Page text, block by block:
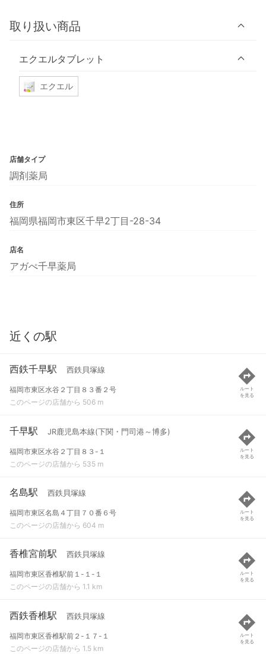
取り扱い商品
エクエルタブレット
エクエル
店舗タイプ
調剤薬局
住所
福岡県福岡市東区千早2丁目-28-34
店名
アガぺ千早薬局
近くの駅
西鉄千早駅 西鉄貝塚線
福岡市東区水谷２丁目８３番２号
このページの店舗から 506 m
ルート
を見る
千早駅 JR鹿児島本線(下関・門司港～博多)
福岡市東区水谷２丁目８３-１
このページの店舗から 535 m
ルート
を見る
名島駅 西鉄貝塚線
福岡市東区名島４丁目７０番６号
このページの店舗から 604 m
ルート
を見る
香椎宮前駅 西鉄貝塚線
福岡市東区香椎駅前１-１-１
このページの店舗から 1.1 km
ルート
を見る
西鉄香椎駅 西鉄貝塚線
福岡市東区香椎駅前２-１７-１
このページの店舗から 1.5 km
ルート
を見る